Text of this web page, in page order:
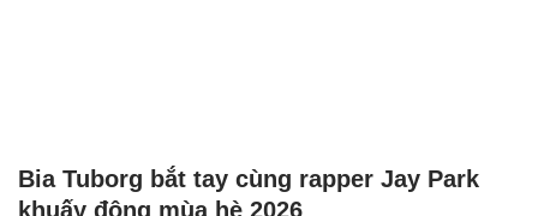
Bia Tuborg bắt tay cùng rapper Jay Park
khuấy động mùa hè 2026